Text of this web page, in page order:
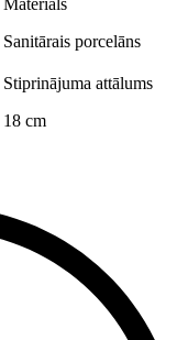
Sanitārais porcelāns
Stiprinājuma attālums
18 cm